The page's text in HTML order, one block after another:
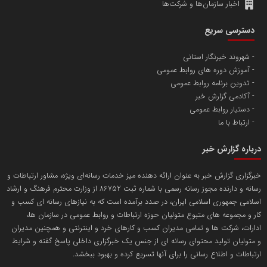
پایگاه اطلاع رسانی اعتلای نهادهای مردمی
پایگاه اطلاع رسانی دریا و نفت
تامین آهن اسفنجی تولیدکنندگان فولاد در کشور
تریبون
انتشار گسترده محتوا در رسانه گزارش خبر
مسعودصادقی
محمدعلی کرمعلی
اخبار سازمان‌ها و شرکت‌ها
دسترسی سریع
شهروند خبرنگار استانی
آموزش دوره های روابط عمومی
تدوین برنامه روابط عمومی
آکادمی گزارش خبر
دستیار روابط عمومی
ارتباط با ما
درباره گزارش خبر
خبرگزاری گزارش خبر به عنوان ارائه دهنده میز خدمات رسانه‌ای ویژه، مشاور ارتباطات و
رسانه و دارنده مجوز رسانه رسمی با شماره ثبت 86752 از وزارت محترم فرهنگ و ارشاد
اسلامی جمهوری اسلامی ایران، در صدد برآمده است که به نیازهای رسانه ای کسب و
کار و مجموعه های متبوع متولیان حوزه ارتباطات و روابط عمومی در سازمان ها،
ادارات، شرکت ها و تمامی مدیران کسب و کارهای خرد و اینترنتی و همچنین مدیران
و متولیان تولید محتوای رسانه ای از جنس یک خبرگزاری داخلی پاسخ گفته و شرایط
ارتباطات و اطلاع رسانی را برای آنها تسریع کرده و بهبود ببخشد.